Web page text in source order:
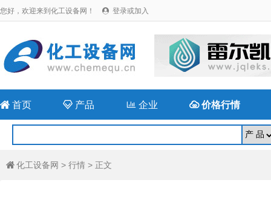
您好，欢迎来到化工设备网！  登录或加入
 首页  产品 企业 价格行情
 化工设备网 > 行情 > 正文